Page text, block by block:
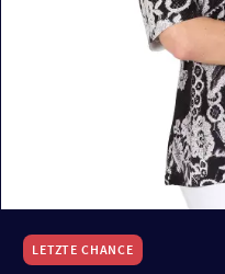
LETZTE CHANCE